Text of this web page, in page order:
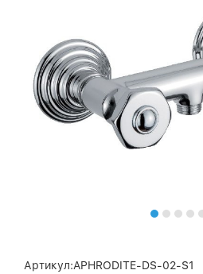
Артикул:APHRODITE-DS-02-S1